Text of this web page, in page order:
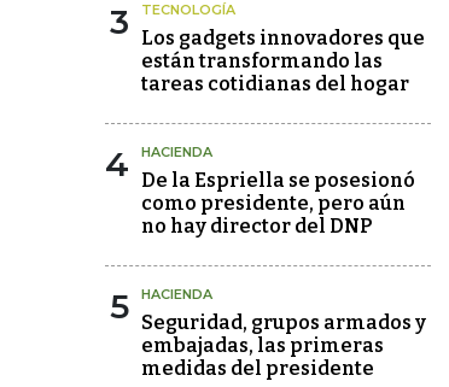
3 TECNOLOGÍA
Los gadgets innovadores que
están transformando las
tareas cotidianas del hogar
4 HACIENDA
De la Espriella se posesionó
como presidente, pero aún
no hay director del DNP
5 HACIENDA
Seguridad, grupos armados y
embajadas, las primeras
medidas del presidente